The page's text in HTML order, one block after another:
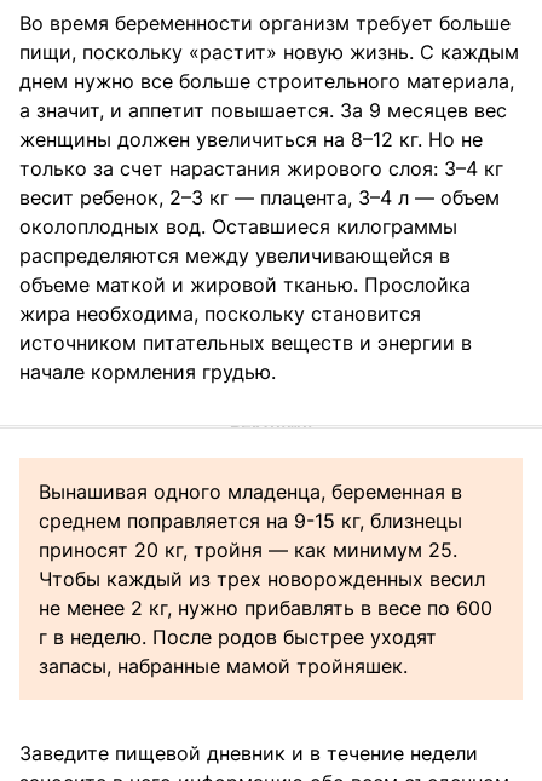
Во время беременности организм требует больше
пищи, поскольку «растит» новую жизнь. С каждым
днем нужно все больше строительного материала,
а значит, и аппетит повышается. За 9 месяцев вес
женщины должен увеличиться на 8–12 кг. Но не
только за счет нарастания жирового слоя: 3–4 кг
весит ребенок, 2–3 кг — плацента, 3–4 л — объем
околоплодных вод. Оставшиеся килограммы
распределяются между увеличивающейся в
объеме маткой и жировой тканью. Прослойка
жира необходима, поскольку становится
источником питательных веществ и энергии в
начале кормления грудью.
Вынашивая одного младенца, беременная в
среднем поправляется на 9-15 кг, близнецы
приносят 20 кг, тройня — как минимум 25.
Чтобы каждый из трех новорожденных весил
не менее 2 кг, нужно прибавлять в весе по 600
г в неделю. После родов быстрее уходят
запасы, набранные мамой тройняшек.
Заведите пищевой дневник и в течение недели